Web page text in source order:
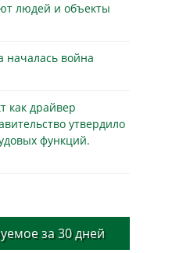
людей и объекты
началась война
как драйвер
утвердило
функций.
за 30 дней